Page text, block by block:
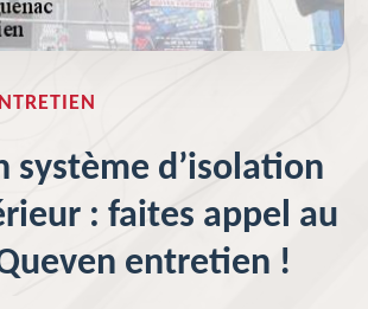
système d’isolation
: faites appel au
entretien !